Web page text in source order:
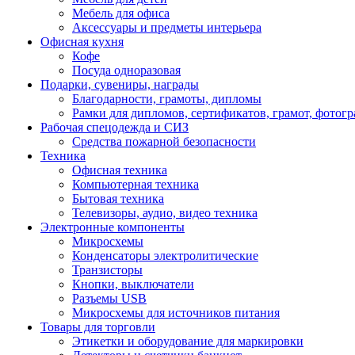
Мебель для офиса
Аксессуары и предметы интерьера
Офисная кухня
Кофе
Посуда одноразовая
Подарки, сувениры, награды
Благодарности, грамоты, дипломы
Рамки для дипломов, сертификатов, грамот,
Рабочая спецодежда и СИЗ
Средства пожарной безопасности
Техника
Офисная техника
Компьютерная техника
Бытовая техника
Телевизоры, аудио, видео техника
Электронные компоненты
Микросхемы
Конденсаторы электролитические
Транзисторы
Кнопки, выключатели
Разъемы USB
Микросхемы для источников питания
Товары для торговли
Этикетки и оборудование для маркировки